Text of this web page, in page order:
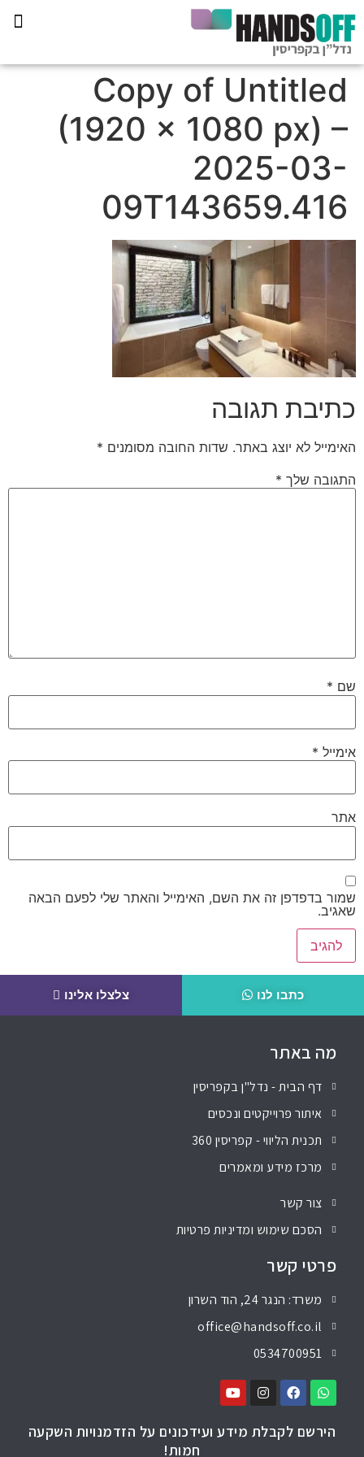
Copy of Untitled
(1920 × 1080 px) –
2025-03-
09T143659.416
כתיבת תגובה
האימייל לא יוצג באתר. שדות החובה מסומנים *
התגובה שלך *
שם *
אימייל *
אתר
שמור בדפדפן זה את השם, האימייל והאתר שלי לפעם הבאה
שאגיב.
כתבו לנו צלצלו אלינו
מה באתר
דף הבית - נדל"ן בקפריסין
איתור פרוייקטים ונכסים
תכנית הליווי - קפריסין 360
מרכז מידע ומאמרים
צור קשר
הסכם שימוש ומדיניות פרטיות
פרטי קשר
משרד: הנגר 24, הוד השרון
office@handsoff.co.il
0534700951
הירשם לקבלת מידע ועידכונים על הזדמנויות השקעה
חמות!